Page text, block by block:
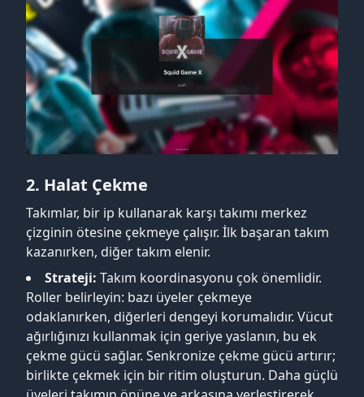
2. Halat Çekme
Takımlar, bir ip kullanarak karşı takımı merkez
çizginin ötesine çekmeye çalışır. İlk başaran takım
kazanırken, diğer takım elenir.
Strateji: Takım koordinasyonu çok önemlidir.
Roller belirleyin: bazı üyeler çekmeye
odaklanırken, diğerleri dengeyi korumalıdır. Vücut
ağırlığınızı kullanmak için geriye yaslanın, bu ek
çekme gücü sağlar. Senkronize çekme gücü artırır;
birlikte çekmek için bir ritim oluşturun. Daha güçlü